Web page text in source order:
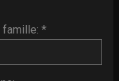
famille: *